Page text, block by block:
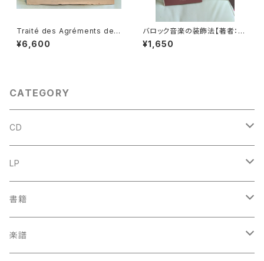
Traité des Agréments de l
a Musique【著者：GIUSEPPE
TARTINI】出版社：MOECK 19
¥6,600
バロック音楽の装飾法【著者：ハ
ンス・ペーター・シュミッツ、訳：
山田貢】出版社：シンフォニア
¥1,650
CATEGORY
CD
古楽
中古CD
鍋島元子関連CD
古楽以外
中古CD
LP
古楽
中古LP
古楽以外
書籍
古楽関係
楽譜